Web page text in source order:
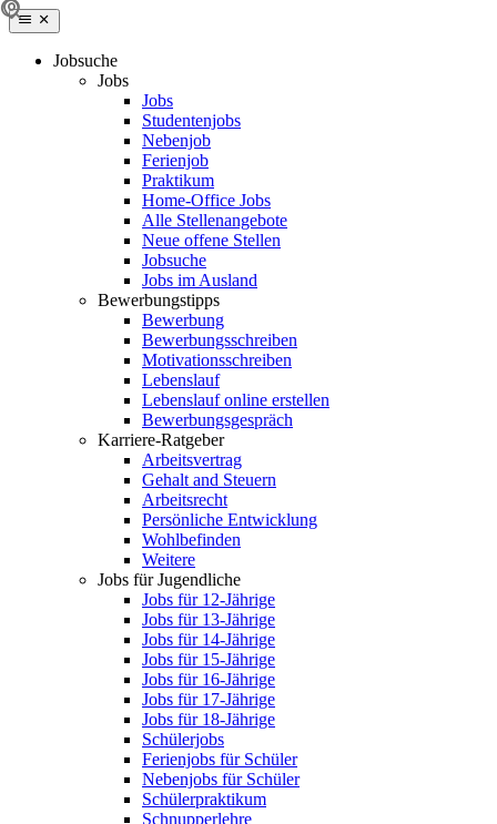
Jobsuche
Jobs
Jobs
Studentenjobs
Nebenjob
Ferienjob
Praktikum
Home-Office Jobs
Alle Stellenangebote
Neue offene Stellen
Jobsuche
Jobs im Ausland
Bewerbungstipps
Bewerbung
Bewerbungsschreiben
Motivationsschreiben
Lebenslauf
Lebenslauf online erstellen
Bewerbungsgespräch
Karriere-Ratgeber
Arbeitsvertrag
Gehalt and Steuern
Arbeitsrecht
Persönliche Entwicklung
Wohlbefinden
Weitere
Jobs für Jugendliche
Jobs für 12-Jährige
Jobs für 13-Jährige
Jobs für 14-Jährige
Jobs für 15-Jährige
Jobs für 16-Jährige
Jobs für 17-Jährige
Jobs für 18-Jährige
Schülerjobs
Ferienjobs für Schüler
Nebenjobs für Schüler
Schülerpraktikum
Schnupperlehre